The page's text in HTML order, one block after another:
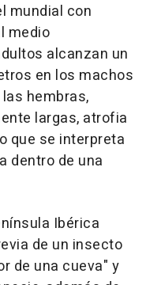
mundial con
medio
alcanzan un
en los machos
hembras,
largas, atrofia
que se interpreta
dentro de una
Ibérica
de un insecto
de una cueva" y